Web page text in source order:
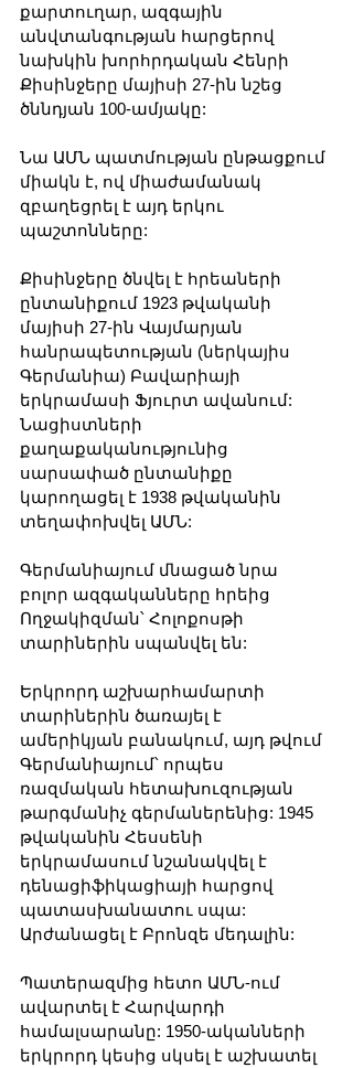
քարտուղար, ազգային
անվտանգության հարցերով
նախկին խորհրդական Հենրի
Քիսինջերը մայիսի 27-ին նշեց
ծննդյան 100-ամյակը:
Նա ԱՄՆ պատմության ընթացքում
միակն է, ով միաժամանակ
զբաղեցրել է այդ երկու
պաշտոնները:
Քիսինջերը ծնվել է հրեաների
ընտանիքում 1923 թվականի
մայիսի 27-ին Վայմարյան
հանրապետության (ներկայիս
Գերմանիա) Բավարիայի
երկրամասի Ֆյուրտ ավանում:
Նացիստների
քաղաքականությունից
սարսափած ընտանիքը
կարողացել է 1938 թվականին
տեղափոխվել ԱՄՆ:
Գերմանիայում մնացած նրա
բոլոր ազգականները հրեից
Ողջակիզման՝ Հոլոքոսթի
տարիներին սպանվել են:
Երկրորդ աշխարհամարտի
տարիներին ծառայել է
ամերիկյան բանակում, այդ թվում
Գերմանիայում՝ որպես
ռազմական հետախուզության
թարգմանիչ գերմաներենից: 1945
թվականին Հեսսենի
երկրամասում նշանակվել է
դենացիֆիկացիայի հարցով
պատասխանատու սպա:
Արժանացել է Բրոնզե մեդալին:
Պատերազմից հետո ԱՄՆ-ում
ավարտել է Հարվարդի
համալսարանը: 1950-ականների
երկրորդ կեսից սկսել է աշխատել